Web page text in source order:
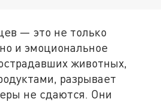
— это не только
и эмоциональное
животных,
разрывает
не сдаются. Они